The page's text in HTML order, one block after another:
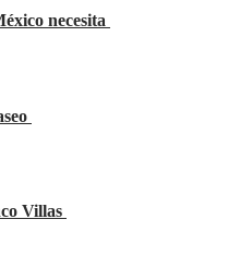
necesita
Villas